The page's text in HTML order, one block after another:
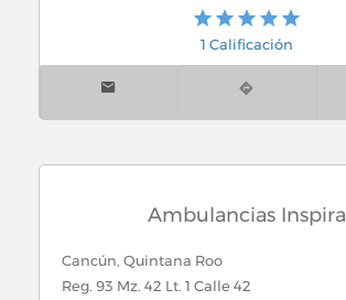
1 Calificación
Ambulancias Inspira
Cancún, Quintana Roo
Reg. 93 Mz. 42 Lt. 1 Calle 42